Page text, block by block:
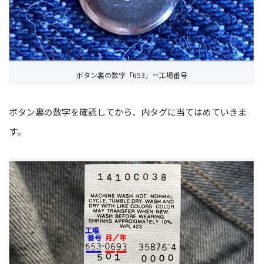
ボタン裏の数字「653」＝工場番号
ボタン裏の数字を確認してから、内タグに当てはめていきま
す。